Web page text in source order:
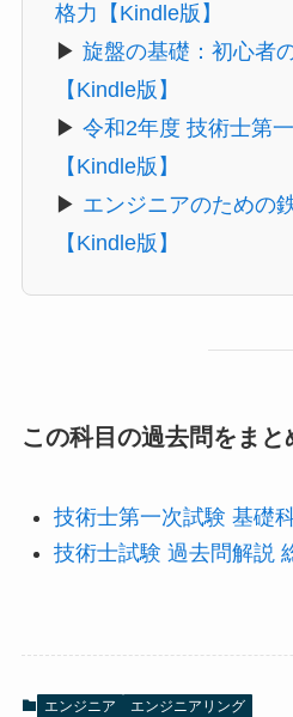
格力【Kindle版】
▶ 旋盤の基礎：初心者
【Kindle版】
▶ 令和2年度 技術士第
【Kindle版】
▶ エンジニアのための
【Kindle版】
この科目の過去問をまと
技術士第一次試験 基礎
技術士試験 過去問解説
エンジニア エンジニアリング